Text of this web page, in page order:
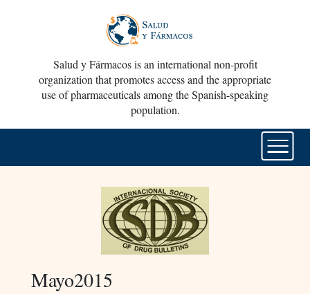
Salud y Fármacos is an international non-profit
organization that promotes access and the appropriate
use of pharmaceuticals among the Spanish-speaking
population.
Mayo2015